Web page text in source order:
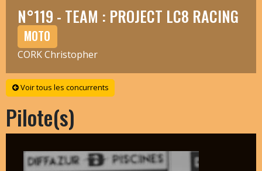
N°119 - TEAM : PROJECT LC8 RACING
MOTO
CORK Christopher
Voir tous les concurrents
Pilote(s)